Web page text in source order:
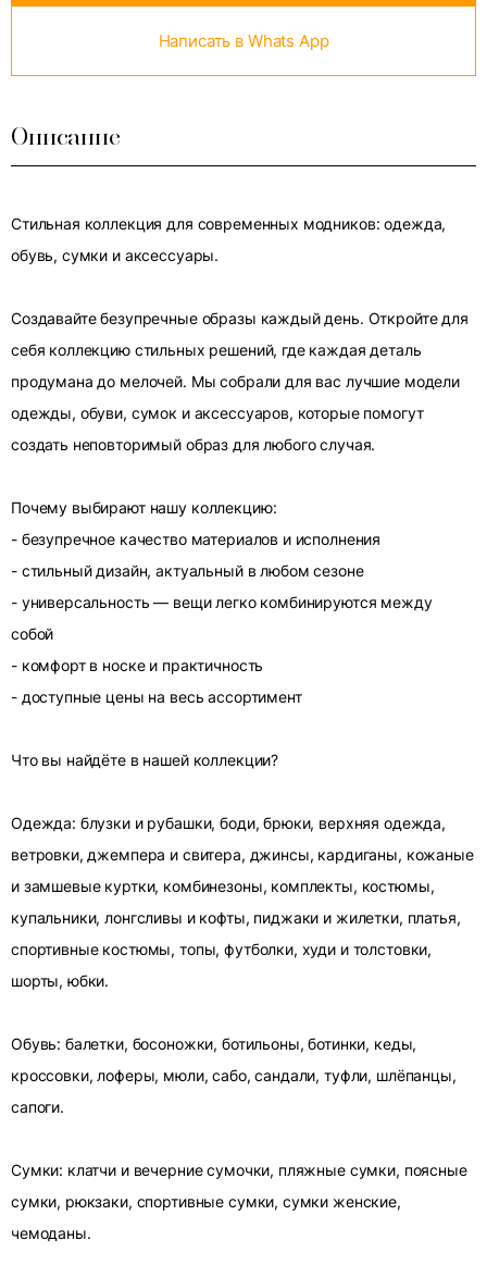
Написать в Whats App
Описание
Стильная коллекция для современных модников: одежда,
обувь, сумки и аксессуары.
Создавайте безупречные образы каждый день. Откройте для
себя коллекцию стильных решений, где каждая деталь
продумана до мелочей. Мы собрали для вас лучшие модели
одежды, обуви, сумок и аксессуаров, которые помогут
создать неповторимый образ для любого случая.
Почему выбирают нашу коллекцию:
- безупречное качество материалов и исполнения
- стильный дизайн, актуальный в любом сезоне
- универсальность — вещи легко комбинируются между
собой
- комфорт в носке и практичность
- доступные цены на весь ассортимент
Что вы найдёте в нашей коллекции?
Одежда: блузки и рубашки, боди, брюки, верхняя одежда,
ветровки, джемпера и свитера, джинсы, кардиганы, кожаные
и замшевые куртки, комбинезоны, комплекты, костюмы,
купальники, лонгсливы и кофты, пиджаки и жилетки, платья,
спортивные костюмы, топы, футболки, худи и толстовки,
шорты, юбки.
Обувь: балетки, босоножки, ботильоны, ботинки, кеды,
кроссовки, лоферы, мюли, сабо, сандали, туфли, шлёпанцы,
сапоги.
Сумки: клатчи и вечерние сумочки, пляжные сумки, поясные
сумки, рюкзаки, спортивные сумки, сумки женские,
чемоданы.